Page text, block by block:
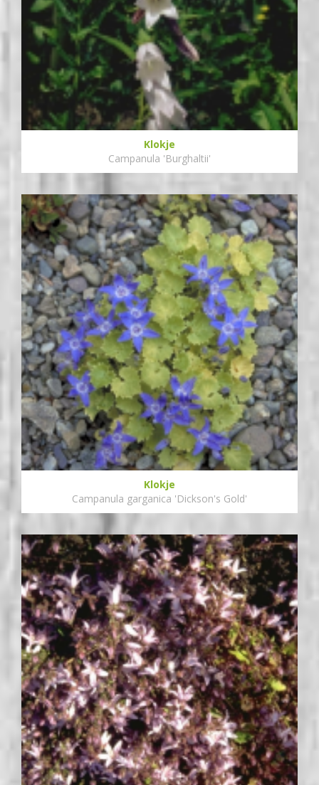
Klokje
Campanula 'Burghaltii'
Klokje
Campanula garganica 'Dickson's Gold'